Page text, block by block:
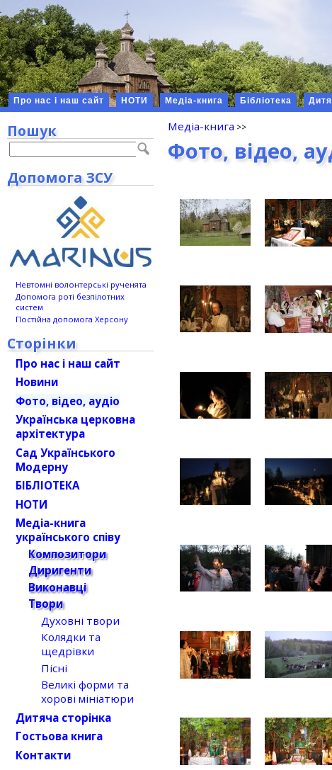
Про нас і наш сайт НОТИ Медіа-книга Бібліотека
Медіа-книга
Фото, відео,
Пошук
Допомога ЗСУ
Невтомні волонтерські рученята
Допомога роті безпілотних
систем
Постійна допомога Херсону
Сторінки
Про нас і наш сайт
Новини
Фото, відео, аудіо
Українська церковна
архітектура
Сад Українського
Модерну
БІБЛІОТЕКА
НОТИ
Медіа-книга
українського співу
Композитори
Диригенти
Виконавці
Твори
Духовні твори
Колядки та
щедрівки
Пісні
Великі форми та
хорові мініатюри
Дитяча сторінка
Гостьова книга
Контакти